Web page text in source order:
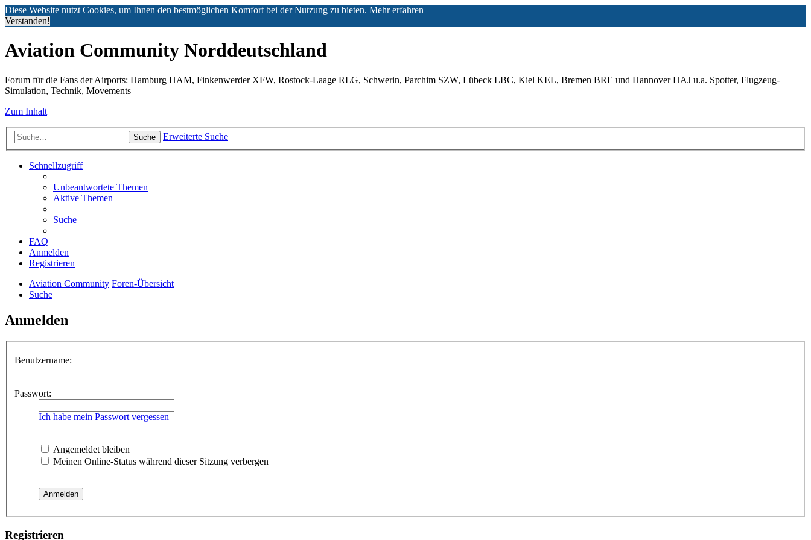
Diese Website nutzt Cookies, um Ihnen den bestmöglichen Komfort bei der Nutzung zu bieten. Mehr erfahren
Verstanden!
Aviation Community Norddeutschland
Forum für die Fans der Airports: Hamburg HAM, Finkenwerder XFW, Rostock-Laage RLG, Schwerin, Parchim SZW, Lübeck LBC, Kiel KEL, Bremen BRE und Hannover HAJ u.a. Spotter, Flugzeug-
Simulation, Technik, Movements
Zum Inhalt
Suche Erweiterte Suche
Schnellzugriff
Unbeantwortete Themen
Aktive Themen
Suche
FAQ
Anmelden
Registrieren
Aviation Community Foren-Übersicht
Suche
Anmelden
Benutzername:
Passwort:
Ich habe mein Passwort vergessen
Angemeldet bleiben
Meinen Online-Status während dieser Sitzung verbergen
Registrieren